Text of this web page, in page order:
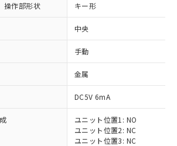
操作部形状 キー形
中央
手動
金属
DC5V 6mA
ユニット位置1: NO
ユニット位置2: NC
ユニット位置3: NC